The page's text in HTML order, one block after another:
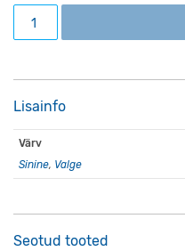
Haridusteaduste
Lisainfo
Värv
Sinine, Valge
Seotud tooted